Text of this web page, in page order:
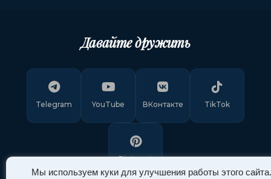
Мы используем куки для улучшения работы этого сайта.
Давайте дружить
Telegram YouTube ВКонтакте TikTok
Pinterest